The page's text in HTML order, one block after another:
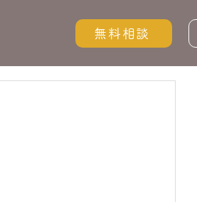
無料相談